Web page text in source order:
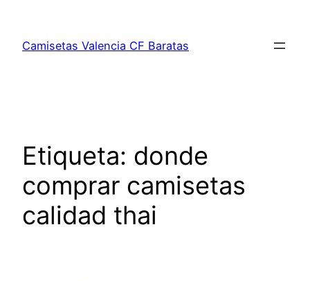
contenido
Camisetas Valencia CF Baratas
Etiqueta: donde
comprar camisetas
calidad thai